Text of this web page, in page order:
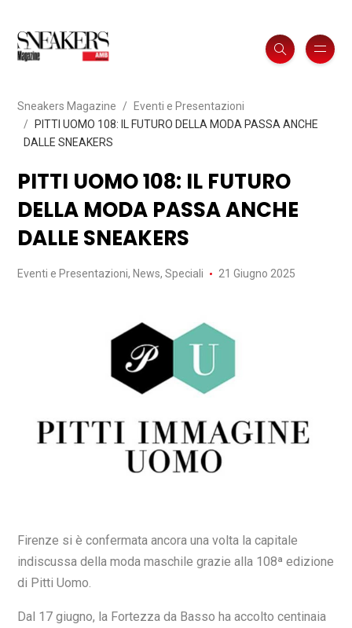
Sneakers Magazine
Eventi e Presentazioni
PITTI UOMO 108: IL FUTURO DELLA MODA PASSA ANCHE
DALLE SNEAKERS
PITTI UOMO 108: IL FUTURO
DELLA MODA PASSA ANCHE
DALLE SNEAKERS
Eventi e Presentazioni, News, Speciali 21 Giugno 2025
Firenze si è confermata ancora una volta la capitale
indiscussa della moda maschile grazie alla 108ª edizione
di Pitti Uomo.
Dal 17 giugno, la Fortezza da Basso ha accolto centinaia